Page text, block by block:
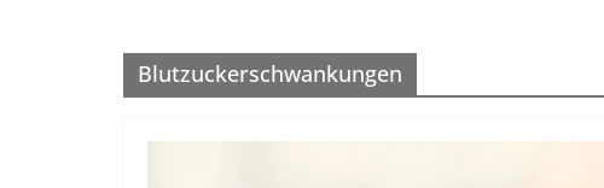
Blutzuckerschwankungen